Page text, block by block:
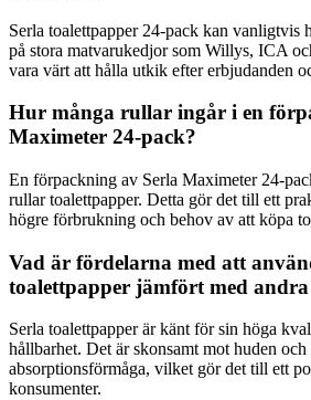
Serla toalettpapper 24-pack kan vanligtvis
på stora matvarukedjor som Willys, ICA
vara värt att hålla utkik efter erbjudanden
Hur många rullar ingår i en
Maximeter 24-pack?
En förpackning av Serla Maximeter 24-
rullar toalettpapper. Detta gör det till ett
högre förbrukning och behov av att köpa
Vad är fördelarna med att
toalettpapper jämfört med
Serla toalettpapper är känt för sin höga
hållbarhet. Det är skonsamt mot huden och
absorptionsförmåga, vilket gör det till ett
konsumenter.